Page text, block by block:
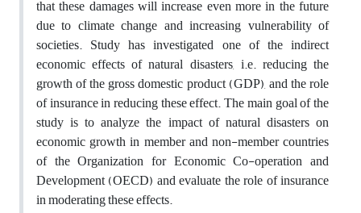
that these damages will increase even more in the future
due to climate change and increasing vulnerability of
societies. Study has investigated one of the indirect
economic effects of natural disasters, i.e. reducing the
growth of the gross domestic product (GDP), and the role
of insurance in reducing these effect. The main goal of the
study is to analyze the impact of natural disasters on
economic growth in member and non-member countries
of the Organization for Economic Co-operation and
Development (OECD) and evaluate the role of insurance
in moderating these effects.